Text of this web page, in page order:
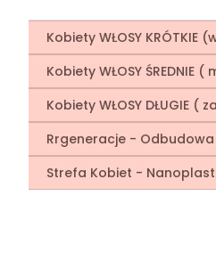
Kobiety WŁOSY KRÓTKIE
Kobiety WŁOSY ŚREDNIE
Kobiety WŁOSY DŁUGIE (
Rrgeneracje - Odbudowa
Strefa Kobiet -